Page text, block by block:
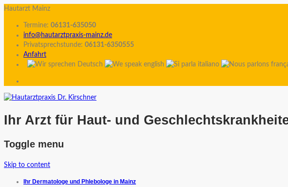
Hautarzt Mainz
Termine: 06131-635050
info@hautarztpraxis-mainz.de
Privatsprechstunde: 06131-6350555
Anfahrt
Ihr Arzt für Haut- und
Toggle menu
Skip to content
Ihr Dermatologe und Phlebologe in Mainz